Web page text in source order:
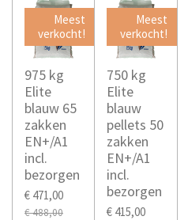
Meest
verkocht!
975 kg
Elite
blauw 65
zakken
EN+/A1
incl.
bezorgen
€ 471,00
€ 488,00
Meest
verkocht!
750 kg
Elite
blauw
pellets 50
zakken
EN+/A1
incl.
bezorgen
€ 415,00